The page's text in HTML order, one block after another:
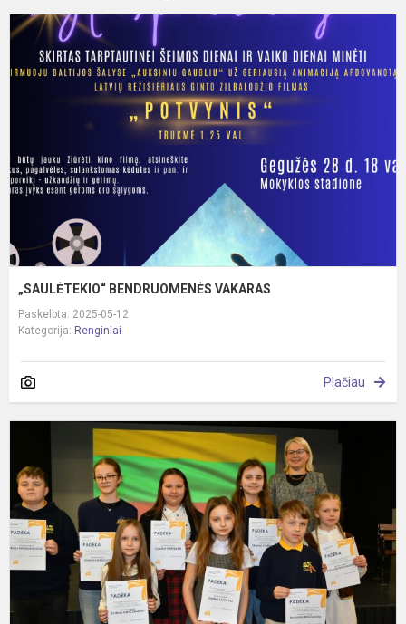
„SAULĖTEKIO“ BENDRUOMENĖS VAKARAS
Paskelbta: 2025-05-12
Kategorija: Renginiai
Plačiau